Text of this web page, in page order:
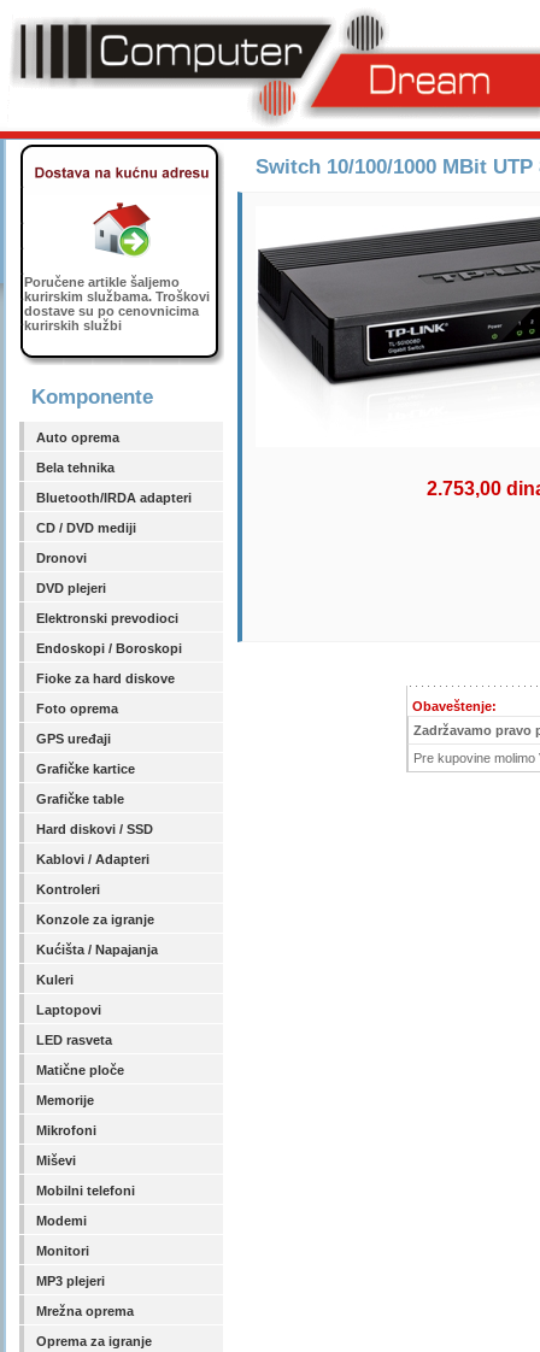
Poručene artikle šaljemo
kurirskim službama. Troškovi
dostave su po cenovnicima
kurirskih službi
Komponente
Auto oprema
Bela tehnika
Bluetooth/IRDA adapteri
CD / DVD mediji
Dronovi
DVD plejeri
Elektronski prevodioci
Endoskopi / Boroskopi
Fioke za hard diskove
Foto oprema
GPS uređaji
Grafičke kartice
Grafičke table
Hard diskovi / SSD
Kablovi / Adapteri
Kontroleri
Konzole za igranje
Kućišta / Napajanja
Kuleri
Laptopovi
LED rasveta
Matične ploče
Memorije
Mikrofoni
Miševi
Mobilni telefoni
Modemi
Monitori
MP3 plejeri
Mrežna oprema
Oprema za igranje
Switch 10/100/1000 MBit
2.753,00
Obaveštenje:
Zadržavamo pravo
Pre kupovine